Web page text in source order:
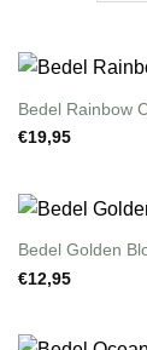
Bedel Rainbow
€19,95
Bedel Golden
€12,95